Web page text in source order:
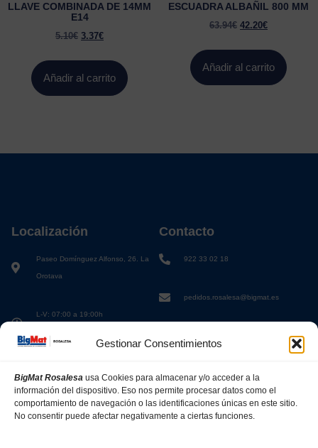
Gestionar Consentimientos
BigMat Rosalesa usa Cookies para almacenar y/o acceder a la
información del dispositivo. Eso nos permite procesar datos como el
comportamiento de navegación o las identificaciones únicas en este sitio.
No consentir puede afectar negativamente a ciertas funciones.
LLAVE COMBINADA DE 14MM
E14
5.10€ 3.37€
Añadir al carrito
ESCUADRA ALBAÑIL 800 MM
63.94€ 42.20€
Añadir al carrito
Localización
Paseo Domínguez Alfonso, 26. La
Orotava
L-V: 07:00 a 19:00h
Contacto
922 33 02 18
pedidos.rosalesa@bigmat.es